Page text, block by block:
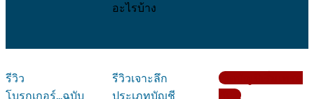
อะไรบ้าง
รีวิว
โบรกเกอร์...ฉบับ
รีวิวเจาะลึก
ประเภทบัญชี
เปิดบัญชีเริ่มเทรด
กับ....